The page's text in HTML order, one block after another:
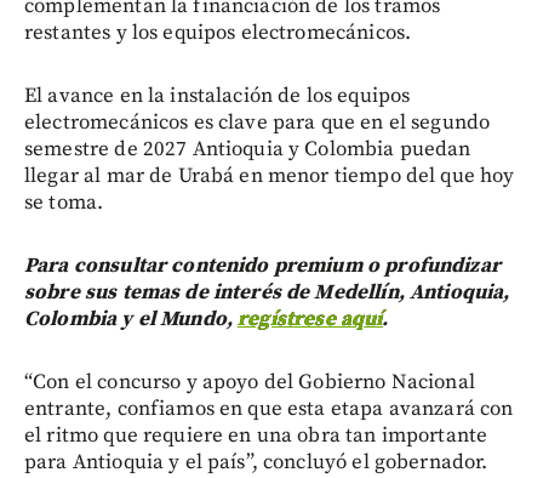
complementan la financiación de los tramos
restantes y los equipos electromecánicos.
El avance en la instalación de los equipos
electromecánicos es clave para que en el segundo
semestre de 2027 Antioquia y Colombia puedan
llegar al mar de Urabá en menor tiempo del que hoy
se toma.
Para consultar contenido premium o profundizar
sobre sus temas de interés de Medellín, Antioquia,
Colombia y el Mundo,regístrese aquí.
“Con el concurso y apoyo del Gobierno Nacional
entrante, confiamos en que esta etapa avanzará con
el ritmo que requiere en una obra tan importante
para Antioquia y el país”, concluyó el gobernador.